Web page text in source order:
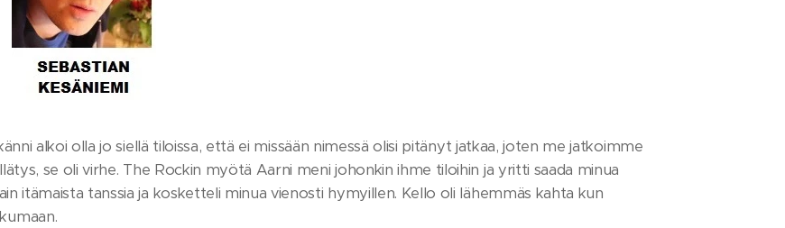
alkoi olla jo siellä tiloissa, että ei missään nimessä olisi pitänyt jatkaa, joten me jatkoimme
se oli virhe. The Rockin myötä Aarni meni johonkin ihme tiloihin ja yritti saada minua
itämaista tanssia ja kosketteli minua vienosti hymyillen. Kello oli lähemmäs kahta kun